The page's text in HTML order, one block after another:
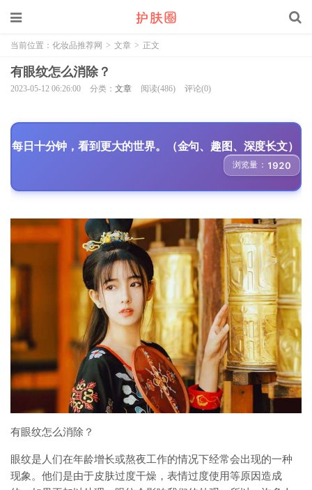
当前位置： 化妆品推荐网 > 文章 > 正文
有眼纹怎么消除？
2023-05-12 06:26:00 分类： 文章 阅读(486) 评论(0)
每日十分钟，看到更大的世界。（金句、趣图、深度长文）
浏览量： 1920
有眼纹怎么消除？
眼纹是人们在年龄增长或熬夜工作的情况下经常会出现的一种
现象。他们是由于皮肤过度干燥，表情过度使用等原因造成